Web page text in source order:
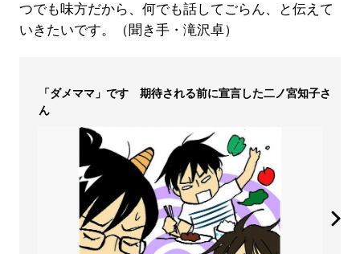
つでも味方だから、何でも話してごらん、と伝えて
いきたいです。（聞き手・滝沢卓）
「ダメママ」です 期待される前に宣言した二ノ宮知子さ
ん